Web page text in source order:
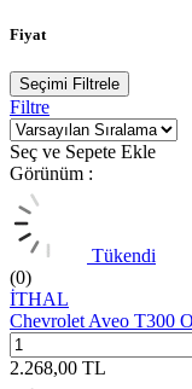
Fiyat
Seçimi Filtrele
Filtre
Seç ve Sepete Ekle
Görünüm :
Tükendi
(0)
İTHAL
Chevrolet Aveo T300
2.268,00 TL